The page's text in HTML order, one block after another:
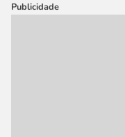
Publicidade